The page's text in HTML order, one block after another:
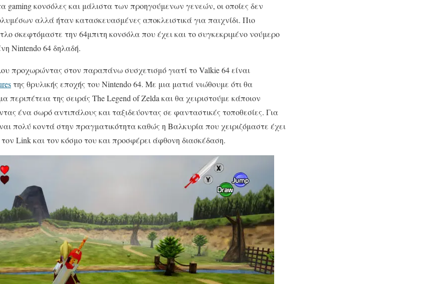
κονσόλες και μάλιστα των προηγούμενων γενεών, οι οποίες δεν
αλλά ήταν κατασκευασμένες αποκλειστικά για παιχνίδι. Πιο
σκεφτόμαστε την 64μπιτη κονσόλα που έχει και το συγκεκριμένο νούμερο
Nintendo 64 δηλαδή.
προχωρώντας στον παραπάνω συσχετισμό γιατί το Valkie 64 είναι
της θρυλικής εποχής του Nintendo 64. Με μια ματιά νιώθουμε ότι θα
της σειράς The Legend of Zelda και θα χειριστούμε κάποιον
ένα σωρό αντιπάλους και ταξιδεύοντας σε φανταστικές τοποθεσίες. Για
πολύ κοντά στην πραγματικότητα καθώς η Βαλκυρία που χειριζόμαστε έχει
Link και τον κόσμο του και προσφέρει άφθονη διασκέδαση.